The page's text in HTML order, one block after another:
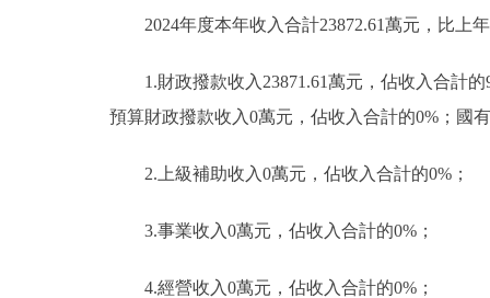
2024年度本年收入合計23872.61萬元，比上
1.財政撥款收入23871.61萬元，佔收入合計
預算財政撥款收入0萬元，佔收入合計的0%；國
2.上級補助收入0萬元，佔收入合計的0%；
3.事業收入0萬元，佔收入合計的0%；
4.經營收入0萬元，佔收入合計的0%；